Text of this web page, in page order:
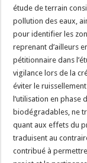
étude de terrain
pollution des eaux,
pour identifier les
reprenant d’ailleurs
pétitionnaire dans
vigilance lors de la
éviter le
l’utilisation en phase
biodégradables, ne
quant aux effets du
traduisent au
contribué à